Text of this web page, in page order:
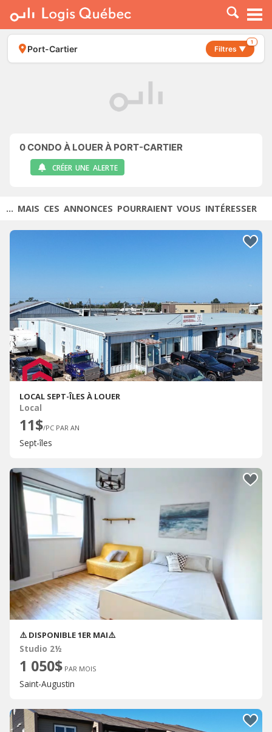
À LOUER
À VENDRE
PLACER UNE ANNONCE
Port-Cartier Filtres ▼
1
0CONDO À LOUER À PORT-CARTIER
CRÉER UNE ALERTE
... MAIS CES ANNONCES POURRAIENT VOUS INTÉRESSER
LOCAL SEPT-ÎLES À LOUER
Local
11$/PC PAR AN
Sept-îles
⚠️ DISPONIBLE 1ER MAI⚠️
Studio 2½
1 050$ PAR MOIS
Saint-Augustin